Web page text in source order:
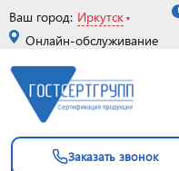
Ваш город: Иркутск
Онлайн-обслуживание
Заказать звонок